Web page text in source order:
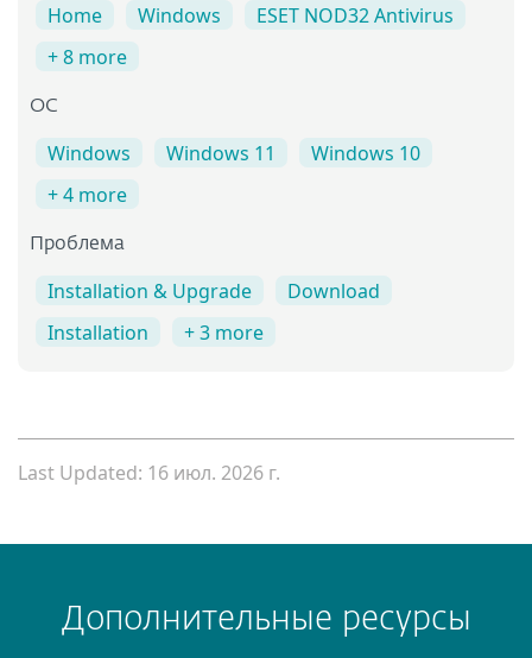
Home Windows
ESET NOD32 Antivirus
+ 8 more
OC
Windows Windows 11
Windows 10
+ 4 more
Проблема
Installation & Upgrade
Download
Installation
+ 3 more
Last Updated: 16 июл. 2026 г.
Дополнительные ресурсы